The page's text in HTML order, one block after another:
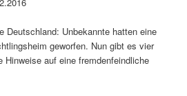
Deutschland: Unbekannte hatten eine
geworfen. Nun gibt es vier
Hinweise auf eine fremdenfeindliche